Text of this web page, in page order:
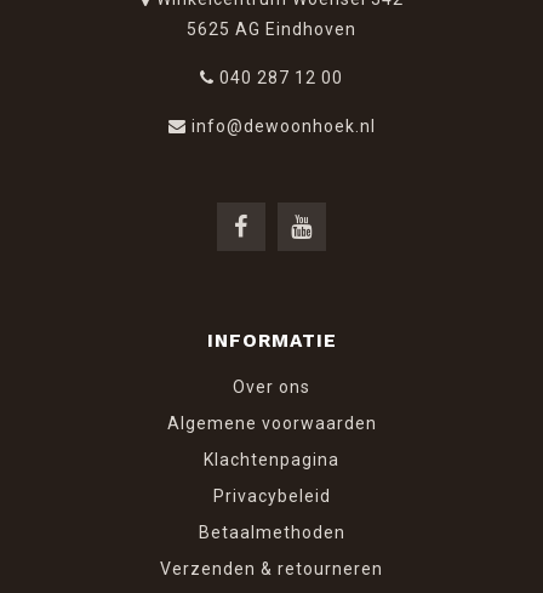
5625 AG Eindhoven
040 287 12 00
info@dewoonhoek.nl
INFORMATIE
Over ons
Algemene voorwaarden
Klachtenpagina
Privacybeleid
Betaalmethoden
Verzenden & retourneren